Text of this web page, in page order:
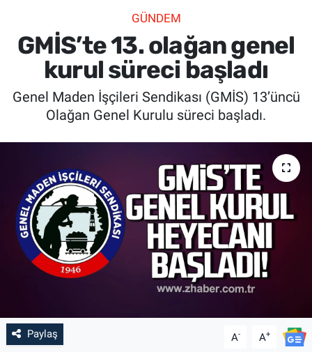
GÜNDEM
GMİS’te 13. olağan genel
kurul süreci başladı
Genel Maden İşçileri Sendikası (GMİS) 13’üncü
Olağan Genel Kurulu süreci başladı.
Paylaş A- A+
SPOR
SAĞLIK